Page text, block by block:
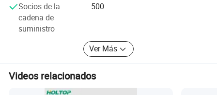
Socios de la
cadena de
suministro
500
Ver Más
Videos relacionados